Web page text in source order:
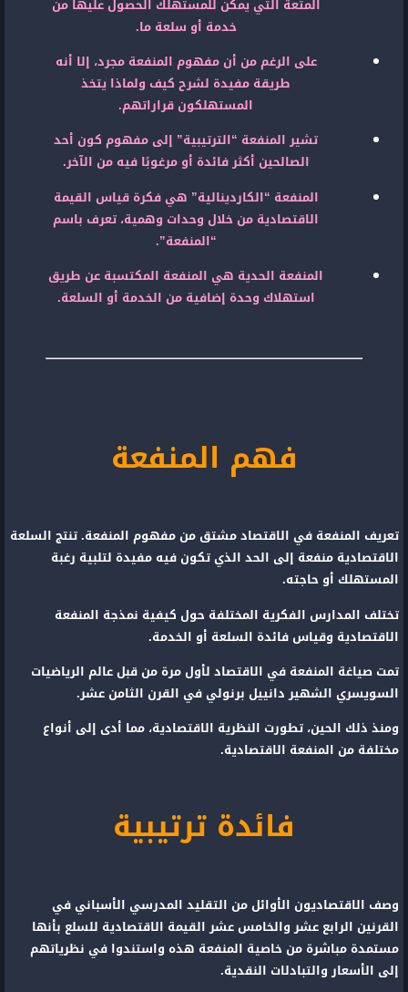
المتعة التي يمكن للمستهلك الحصول عليها من
خدمة أو سلعة ما.
على الرغم من أن مفهوم المنفعة مجرد، إلا أنه
طريقة مفيدة لشرح كيف ولماذا يتخذ
المستهلكون قراراتهم.
تشير المنفعة “الترتيبية” إلى مفهوم كون أحد
الصالحين أكثر فائدة أو مرغوبًا فيه من الآخر.
المنفعة “الكاردينالية” هي فكرة قياس القيمة
الاقتصادية من خلال وحدات وهمية، تعرف باسم
“المنفعة”.
المنفعة الحدية هي المنفعة المكتسبة عن طريق
استهلاك وحدة إضافية من الخدمة أو السلعة.
فهم المنفعة
تعريف المنفعة في الاقتصاد مشتق من مفهوم المنفعة. تنتج السلعة
الاقتصادية منفعة إلى الحد الذي تكون فيه مفيدة لتلبية رغبة
المستهلك أو حاجته.
تختلف المدارس الفكرية المختلفة حول كيفية نمذجة المنفعة
الاقتصادية وقياس فائدة السلعة أو الخدمة.
تمت صياغة المنفعة في الاقتصاد لأول مرة من قبل عالم الرياضيات
السويسري الشهير دانييل برنولي في القرن الثامن عشر.
ومنذ ذلك الحين، تطورت النظرية الاقتصادية، مما أدى إلى أنواع
مختلفة من المنفعة الاقتصادية.
فائدة ترتيبية
وصف الاقتصاديون الأوائل من التقليد المدرسي الأسباني في
القرنين الرابع عشر والخامس عشر القيمة الاقتصادية للسلع بأنها
مستمدة مباشرة من خاصية المنفعة هذه واستندوا في نظرياتهم
إلى الأسعار والتبادلات النقدية.